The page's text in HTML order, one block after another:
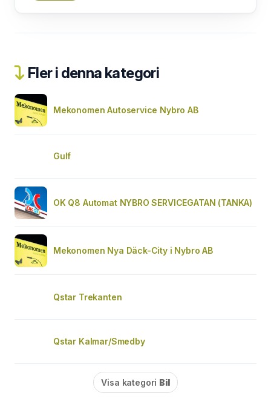
Fler i denna kategori
Mekonomen Autoservice Nybro AB
Gulf
OK Q8 Automat NYBRO SERVICEGATAN (TANKA)
Mekonomen Nya Däck-City i Nybro AB
Qstar Trekanten
Qstar Kalmar/Smedby
Visa kategori Bil